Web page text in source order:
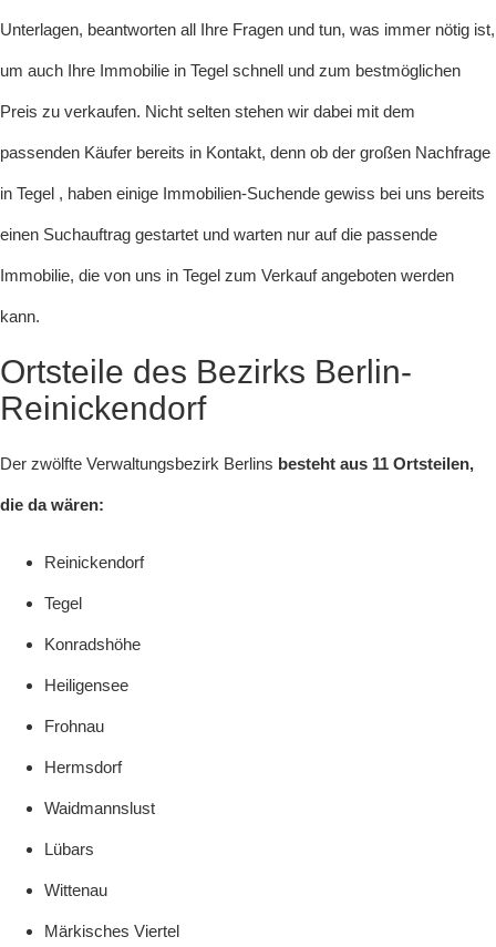
Unterlagen, beantworten all Ihre Fragen und tun, was immer nötig ist,
um auch Ihre Immobilie in Tegel schnell und zum bestmöglichen
Preis zu verkaufen. Nicht selten stehen wir dabei mit dem
passenden Käufer bereits in Kontakt, denn ob der großen Nachfrage
in Tegel , haben einige Immobilien-Suchende gewiss bei uns bereits
einen Suchauftrag gestartet und warten nur auf die passende
Immobilie, die von uns in Tegel zum Verkauf angeboten werden
kann.
Ortsteile des Bezirks Berlin-
Reinickendorf
Der zwölfte Verwaltungsbezirk Berlins besteht aus 11 Ortsteilen,
die da wären:
Reinickendorf
Tegel
Konradshöhe
Heiligensee
Frohnau
Hermsdorf
Waidmannslust
Lübars
Wittenau
Märkisches Viertel